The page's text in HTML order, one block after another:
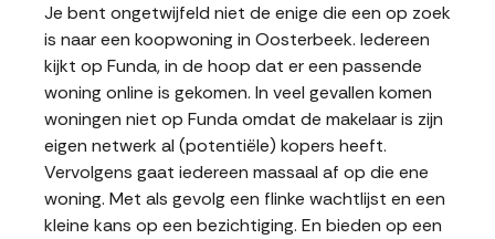
Je bent ongetwijfeld niet de enige die een op zoek
is naar een koopwoning in Oosterbeek. Iedereen
kijkt op Funda, in de hoop dat er een passende
woning online is gekomen. In veel gevallen komen
woningen niet op Funda omdat de makelaar is zijn
eigen netwerk al (potentiële) kopers heeft.
Vervolgens gaat iedereen massaal af op die ene
woning. Met als gevolg een flinke wachtlijst en een
kleine kans op een bezichtiging. En bieden op een